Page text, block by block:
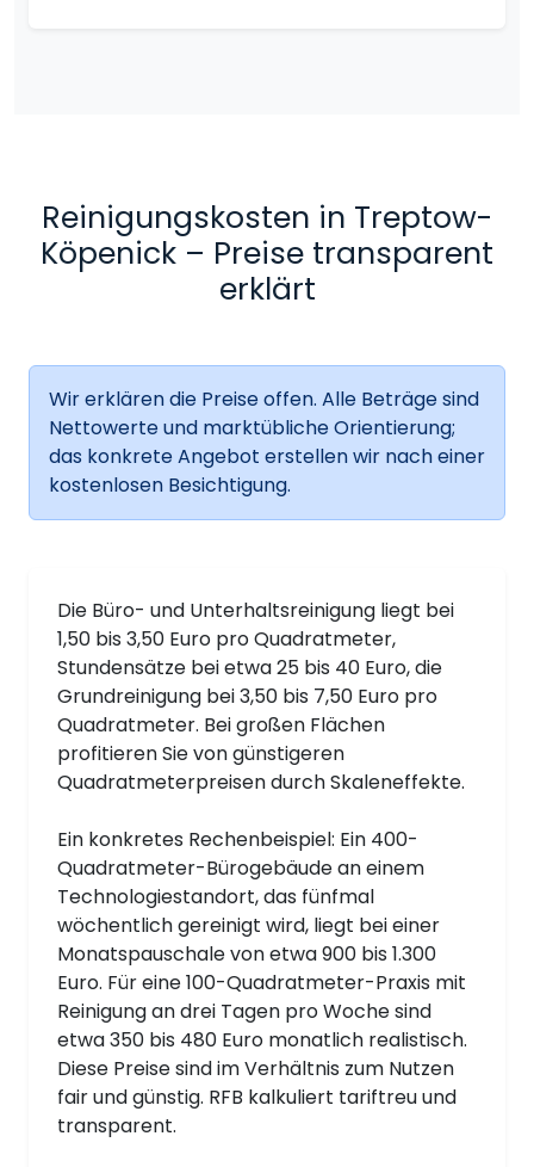
Reinigungskosten in Treptow-
Köpenick – Preise transparent
erklärt
Wir erklären die Preise offen. Alle Beträge sind
Nettowerte und marktübliche Orientierung;
das konkrete Angebot erstellen wir nach einer
kostenlosen Besichtigung.
Die Büro- und Unterhaltsreinigung liegt bei
1,50 bis 3,50 Euro pro Quadratmeter,
Stundensätze bei etwa 25 bis 40 Euro, die
Grundreinigung bei 3,50 bis 7,50 Euro pro
Quadratmeter. Bei großen Flächen
profitieren Sie von günstigeren
Quadratmeterpreisen durch Skaleneffekte.
Ein konkretes Rechenbeispiel: Ein 400-
Quadratmeter-Bürogebäude an einem
Technologiestandort, das fünfmal
wöchentlich gereinigt wird, liegt bei einer
Monatspauschale von etwa 900 bis 1.300
Euro. Für eine 100-Quadratmeter-Praxis mit
Reinigung an drei Tagen pro Woche sind
etwa 350 bis 480 Euro monatlich realistisch.
Diese Preise sind im Verhältnis zum Nutzen
fair und günstig. RFB kalkuliert tariftreu und
transparent.